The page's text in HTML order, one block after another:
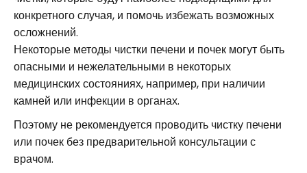
конкретного случая, и помочь избежать возможных
осложнений.
Некоторые методы чистки печени и почек могут быть
опасными и нежелательными в некоторых
медицинских состояниях, например, при наличии
камней или инфекции в органах.
Поэтому не рекомендуется проводить чистку печени
или почек без предварительной консультации с
врачом.